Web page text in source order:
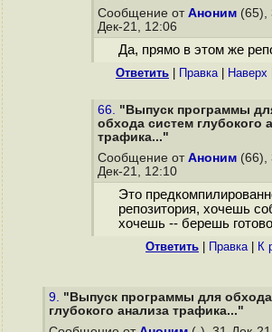
Сообщение от Аноним (65),
Дек-21, 12:06
Да, прямо в этом же
Ответить Правка| Наверх
66. "Выпуск программы
обхода систем глубокого
трафика..."
Сообщение от Аноним (66),
Дек-21, 12:10
Это
репозитория, хочешь
хочешь -- берешь
Ответить Правка| К
9. "Выпуск программы для
глубокого анализа трафика..."